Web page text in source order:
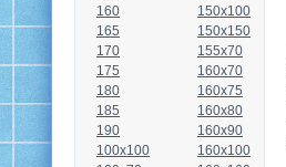
160
165
170
175
180
185
190
100x100
150x100
150x150
155x70
160x70
160x75
160x80
160x90
160x100